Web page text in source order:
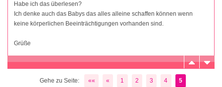
Habe ich das überlesen?
Ich denke auch das Babys das alles alleine schaffen können wenn
keine körperlichen Beeinträchtigungen vorhanden sind.
Grüße
Gehe zu Seite: «« « 1 2 3 4 5